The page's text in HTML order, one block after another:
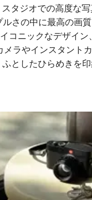
タジオでの高度な
さの中に最高の画
コニックなデザイン
ラやインスタント
としたひらめきを